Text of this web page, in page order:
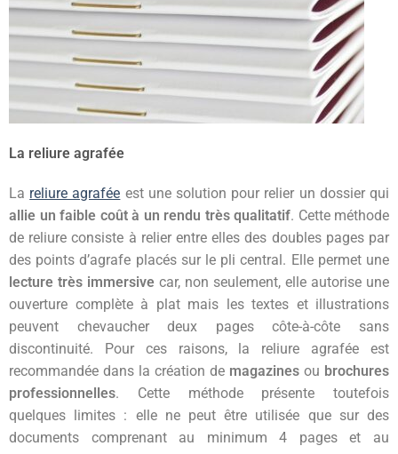
La reliure agrafée
La reliure agrafée est une solution pour relier un dossier qui
allie un faible coût à un rendu très qualitatif. Cette méthode
de reliure consiste à relier entre elles des doubles pages par
des points d’agrafe placés sur le pli central. Elle permet une
lecture très immersive car, non seulement, elle autorise une
ouverture complète à plat mais les textes et illustrations
peuvent chevaucher deux pages côte-à-côte sans
discontinuité. Pour ces raisons, la reliure agrafée est
recommandée dans la création de magazines ou brochures
professionnelles. Cette méthode présente toutefois
quelques limites : elle ne peut être utilisée que sur des
documents comprenant au minimum 4 pages et au